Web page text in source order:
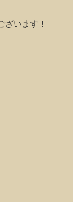
ざいます！